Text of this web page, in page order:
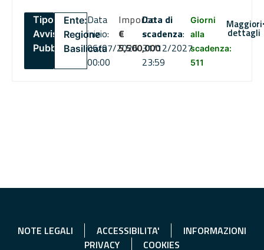
Tipo:
Avviso
Pubblico
Ente:
Regione
Basilicata
Data
inizio:
06/07/2026
00:00
Importo
€
5,500,000
Data di
scadenza:
31/12/2027
23:59
Giorni
alla
scadenza:
511
Maggiori
dettagli
NOTE LEGALI ACCESSIBILITA'
INFORMAZIONI
PRIVACY
COOKIES